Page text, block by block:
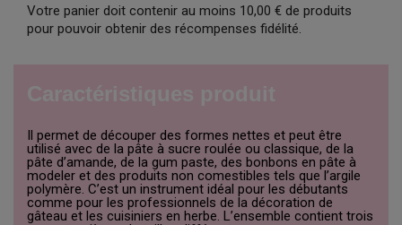
Votre panier doit contenir au moins 10,00 € de produits
pour pouvoir obtenir des récompenses fidélité.
Il permet de découper des formes nettes et peut être
utilisé avec de la pâte à sucre roulée ou classique, de la
pâte d’amande, de la gum paste, des bonbons en pâte à
modeler et des produits non comestibles tels que l’argile
polymère. C’est un instrument idéal pour les débutants
comme pour les professionnels de la décoration de
gâteau et les cuisiniers en herbe. L’ensemble contient trois